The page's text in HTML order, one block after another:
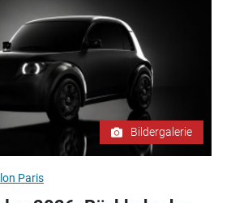
Bildergalerie
Paris